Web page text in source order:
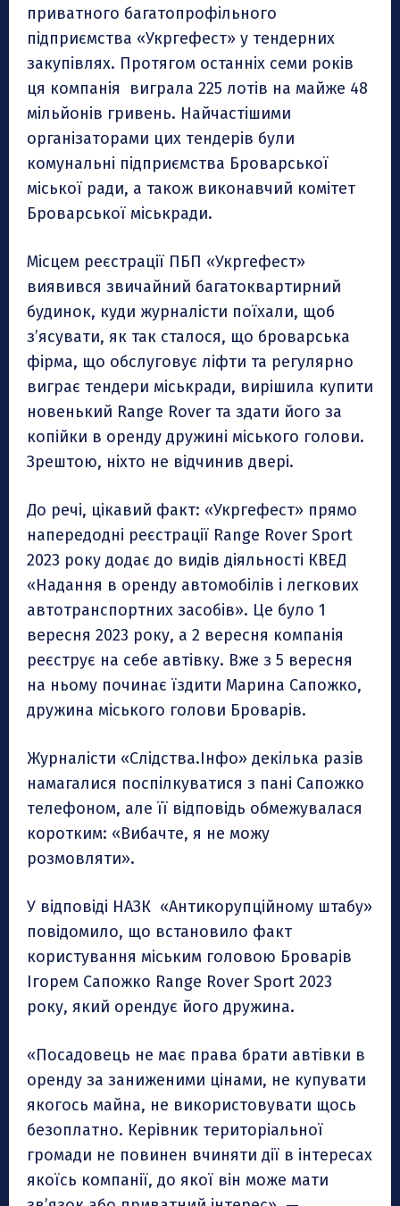
приватного багатопрофільного
підприємства «Укргефест» у тендерних
закупівлях. Протягом останніх семи років
ця компанія виграла 225 лотів на майже 48
мільйонів гривень. Найчастішими
організаторами цих тендерів були
комунальні підприємства Броварської
міської ради, а також виконавчий комітет
Броварської міськради.
Місцем реєстрації ПБП «Укргефест»
виявився звичайний багатоквартирний
будинок, куди журналісти поїхали, щоб
зʼясувати, як так сталося, що броварська
фірма, що обслуговує ліфти та регулярно
виграє тендери міськради, вирішила купити
новенький Range Rover та здати його за
копійки в оренду дружині міського голови.
Зрештою, ніхто не відчинив двері.
До речі, цікавий факт: «Укргефест» прямо
напередодні реєстрації Range Rover Sport
2023 року додає до видів діяльності КВЕД
«Надання в оренду автомобілів і легкових
автотранспортних засобів». Це було 1
вересня 2023 року, а 2 вересня компанія
реєструє на себе автівку. Вже з 5 вересня
на ньому починає їздити Марина Сапожко,
дружина міського голови Броварів.
Журналісти «Слідства.Інфо» декілька разів
намагалися поспілкуватися з пані Сапожко
телефоном, але її відповідь обмежувалася
коротким: «Вибачте, я не можу
розмовляти».
У відповіді НАЗК «Антикорупційному штабу»
повідомило, що встановило факт
користування міським головою Броварів
Ігорем Сапожко Range Rover Sport 2023
року, який орендує його дружина.
«Посадовець не має права брати автівки в
оренду за заниженими цінами, не купувати
якогось майна, не використовувати щось
безоплатно. Керівник територіальної
громади не повинен вчиняти дії в інтересах
якоїсь компанії, до якої він може мати